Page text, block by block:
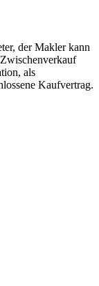
der Makler kann
als
Kaufvertrag.